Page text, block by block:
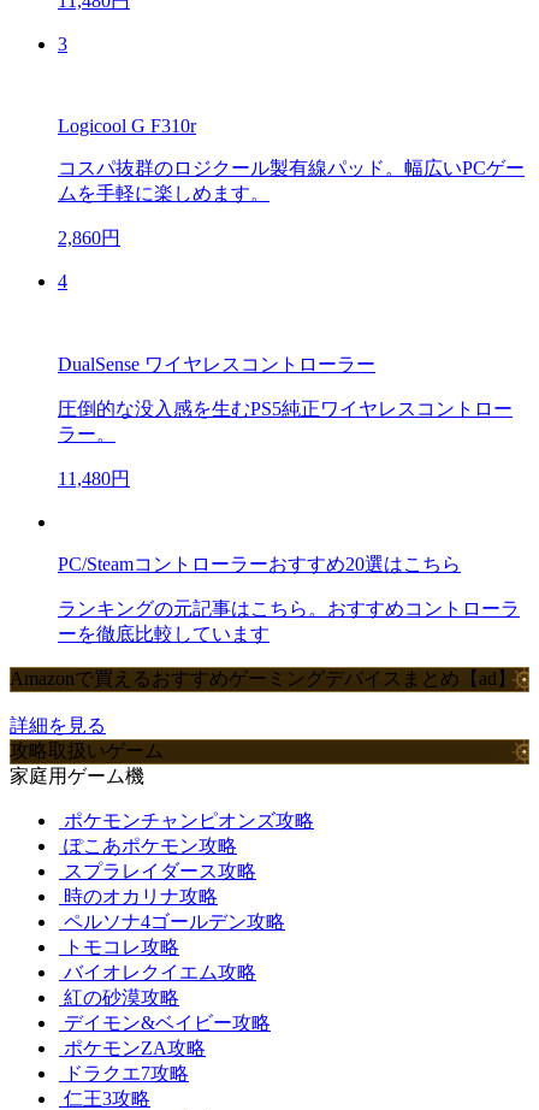
3
Logicool G F310r
コスパ抜群のロジクール製有線パッド。幅広いPCゲー
ムを手軽に楽しめます。
2,860円
4
DualSense ワイヤレスコントローラー
圧倒的な没入感を生むPS5純正ワイヤレスコントロー
ラー。
11,480円
PC/Steamコントローラーおすすめ20選はこちら
ランキングの元記事はこちら。おすすめコントローラ
ーを徹底比較しています
Amazonで買えるおすすめゲーミングデバイスまとめ【ad】
詳細を見る
攻略取扱いゲーム
家庭用ゲーム機
ポケモンチャンピオンズ攻略
ぽこあポケモン攻略
スプラレイダース攻略
時のオカリナ攻略
ペルソナ4ゴールデン攻略
トモコレ攻略
バイオレクイエム攻略
紅の砂漠攻略
デイモン&ベイビー攻略
ポケモンZA攻略
ドラクエ7攻略
仁王3攻略